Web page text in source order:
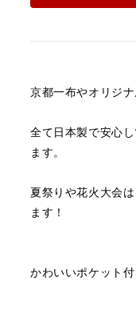
京都一布やオリジナ
全て日本製で安心
ます。
夏祭りや花火大会
ます！
かわいいポケット